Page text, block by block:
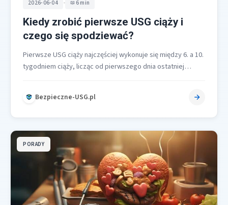
2026-06-04 • 6 min
Kiedy zrobić pierwsze USG ciąży i
czego się spodziewać?
Pierwsze USG ciąży najczęściej wykonuje się między 6. a 10.
tygodniem ciąży, licząc od pierwszego dnia ostatniej
Bezpieczne-USG.pl
PORADY